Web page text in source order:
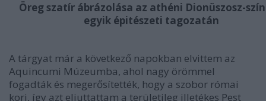
Öreg szatír ábrázolása az athéni Dionüszosz-
egyik épitészeti tagozatán
A tárgyat már a következő napokban elvittem az
Aquincumi Múzeumba, ahol nagy örömmel
fogadták és megerősítették, hogy a szobor római
kori, így azt eljuttattam a területileg illetékes Pest